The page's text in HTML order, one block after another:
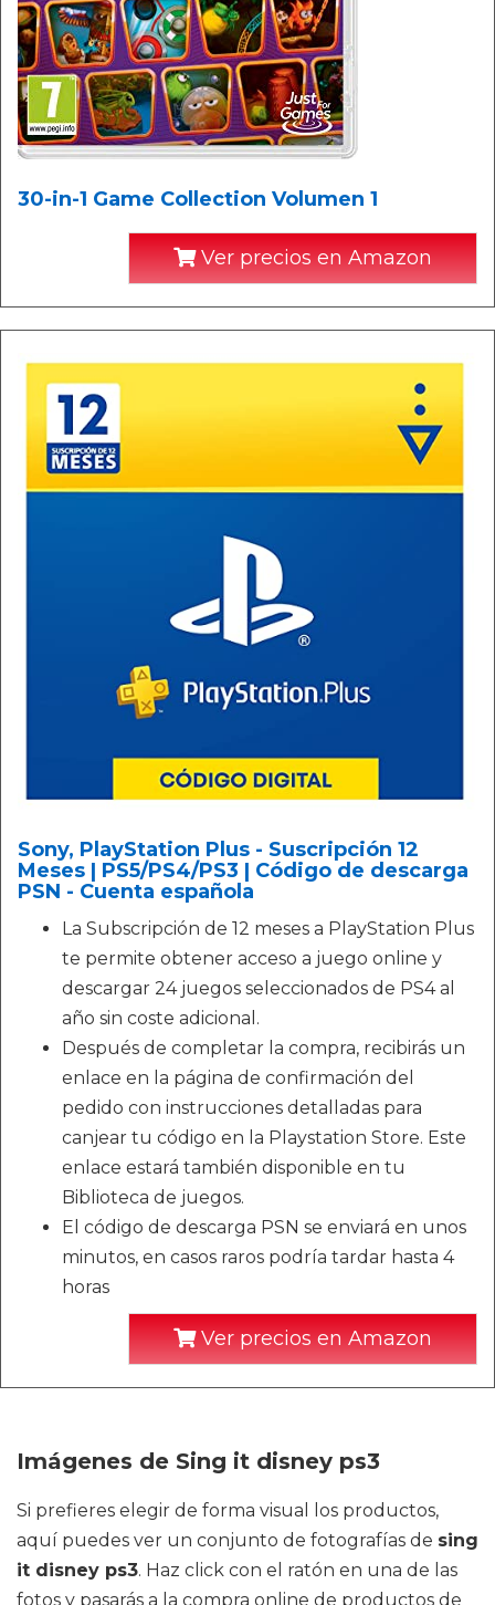
30-in-1 Game Collection Volumen 1
Ver precios en Amazon
Sony, PlayStation Plus - Suscripción 12
Meses | PS5/PS4/PS3 | Código de descarga
PSN - Cuenta española
La Subscripción de 12 meses a PlayStation Plus
te permite obtener acceso a juego online y
descargar 24 juegos seleccionados de PS4 al
año sin coste adicional.
Después de completar la compra, recibirás un
enlace en la página de confirmación del
pedido con instrucciones detalladas para
canjear tu código en la Playstation Store. Este
enlace estará también disponible en tu
Biblioteca de juegos.
El código de descarga PSN se enviará en unos
minutos, en casos raros podría tardar hasta 4
horas
Ver precios en Amazon
Imágenes de Sing it disney ps3
Si prefieres elegir de forma visual los productos,
aquí puedes ver un conjunto de fotografías de sing
it disney ps3. Haz click con el ratón en una de las
fotos y pasarás a la compra online de productos de